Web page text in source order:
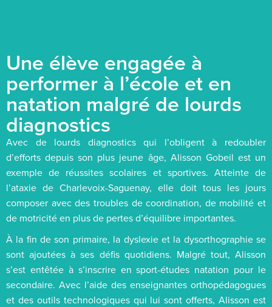
Une élève engagée à
performer à l’école et en
natation malgré de lourds
diagnostics
Avec de lourds diagnostics qui l’obligent à redoubler
d’efforts depuis son plus jeune âge, Alisson Gobeil est un
exemple de réussites scolaires et sportives. Atteinte de
l’ataxie de Charlevoix-Saguenay, elle doit tous les jours
composer avec des troubles de coordination, de mobilité et
de motricité en plus de pertes d’équilibre importantes.
À la fin de son primaire, la dyslexie et la dysorthographie se
sont ajoutées à ses défis quotidiens. Malgré tout, Alisson
s’est entêtée à s’inscrire en sport-études natation pour le
secondaire. Avec l’aide des enseignantes orthopédagogues
et des outils technologiques qui lui sont offerts, Alisson est